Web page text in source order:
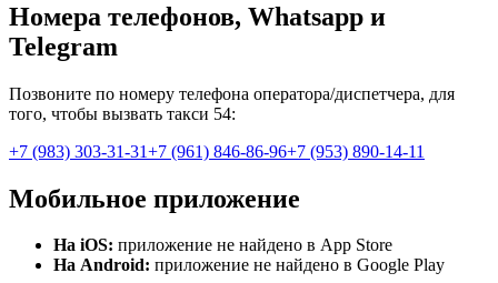
Номера телефонов, Whatsapp и
Telegram
Позвоните по номеру телефона оператора/диспетчера, для
того, чтобы вызвать такси 54:
+7 (983) 303-31-31+7 (961) 846-86-96+7 (953) 890-14-11
Мобильное приложение
На iOS: приложение не найдено в App Store
На Android: приложение не найдено в Google Play